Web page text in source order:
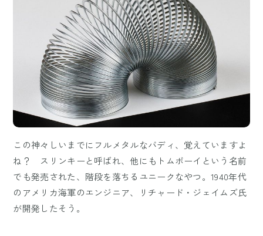
この神々しいまでにフルメタルなバディ、覚えていますよ
ね？ スリンキーと呼ばれ、他にもトムボーイという名前
でも発売された、階段を落ちるユニークなやつ。1940年代
のアメリカ海軍のエンジニア、リチャード・ジェイムズ氏
が開発したそう。